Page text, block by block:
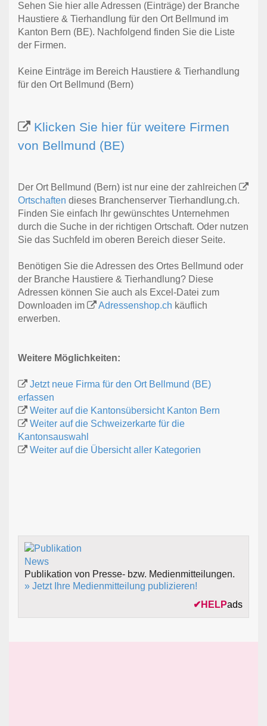
Sehen Sie hier alle Adressen (Einträge) der Branche
Haustiere & Tierhandlung für den Ort Bellmund im
Kanton Bern (BE). Nachfolgend finden Sie die Liste
der Firmen.
Keine Einträge im Bereich Haustiere & Tierhandlung
für den Ort Bellmund (Bern)
Klicken Sie hier für weitere Firmen
von Bellmund (BE)
Der Ort Bellmund (Bern) ist nur eine der zahlreichen
Ortschaften dieses Branchenserver Tierhandlung.ch.
Finden Sie einfach Ihr gewünschtes Unternehmen
durch die Suche in der richtigen Ortschaft. Oder nutzen
Sie das Suchfeld im oberen Bereich dieser Seite.
Benötigen Sie die Adressen des Ortes Bellmund oder
der Branche Haustiere & Tierhandlung? Diese
Adressen können Sie auch als Excel-Datei zum
Downloaden im
Adressenshop.ch käuflich
erwerben.
Weitere Möglichkeiten:
Jetzt neue Firma für den Ort Bellmund (BE)
erfassen
Weiter auf die Kantonsübersicht Kanton Bern
Weiter auf die Schweizerkarte für die
Kantonsauswahl
Weiter auf die Übersicht aller Kategorien
Publikation von Presse- bzw. Medienmitteilungen.
» Jetzt Ihre Medienmitteilung publizieren!
✔ HELPads